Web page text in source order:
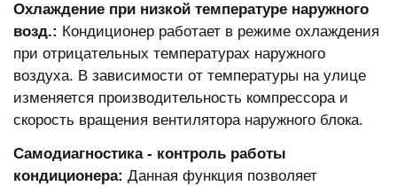
Охлаждение при низкой температуре наружного
возд.: Кондиционер работает в режиме охлаждения
при отрицательных температурах наружного
воздуха. В зависимости от температуры на улице
изменяется производительность компрессора и
скорость вращения вентилятора наружного блока.
Самодиагностика - контроль работы
кондиционера: Данная функция позволяет